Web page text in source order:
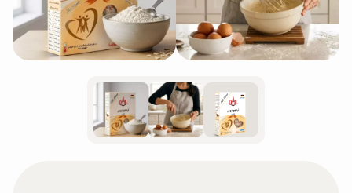
غلات و دانه‌های سالم
سبوس و جوانه‌ها